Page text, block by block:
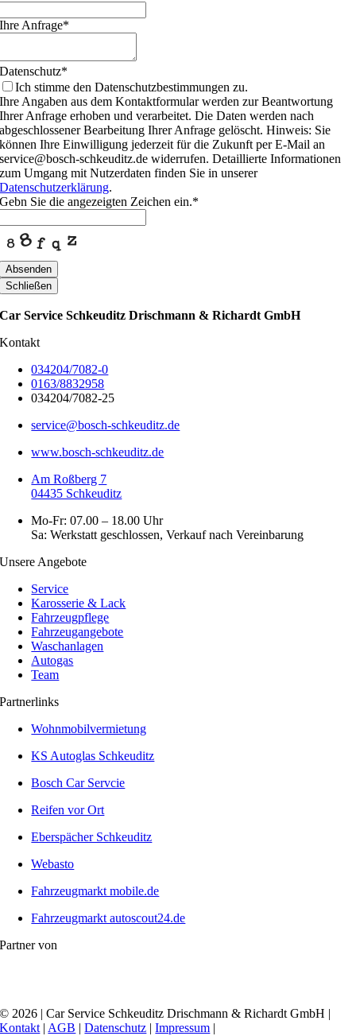
Ihre Anfrage*
Datenschutz*
Ich stimme den Datenschutzbestimmungen zu.
Ihre Angaben aus dem Kontaktformular werden zur Beantwortung
Ihrer Anfrage erhoben und verarbeitet. Die Daten werden nach
abgeschlossener Bearbeitung Ihrer Anfrage gelöscht. Hinweis: Sie
können Ihre Einwilligung jederzeit für die Zukunft per E-Mail an
service@bosch-schkeuditz.de widerrufen. Detaillierte Informationen
zum Umgang mit Nutzerdaten finden Sie in unserer
Datenschutzerklärung.
Gebn Sie die angezeigten Zeichen ein.*
Absenden
Schließen
Car Service Schkeuditz Drischmann & Richardt GmbH
Kontakt
034204/7082-0
0163/8832958
034204/7082-25
service@bosch-schkeuditz.de
www.bosch-schkeuditz.de
Am Roßberg 7
04435 Schkeuditz
Mo-Fr: 07.00 – 18.00 Uhr
Sa: Werkstatt geschlossen, Verkauf nach Vereinbarung
Unsere Angebote
Service
Karosserie & Lack
Fahrzeugpflege
Fahrzeugangebote
Waschanlagen
Autogas
Team
Partnerlinks
Wohnmobilvermietung
KS Autoglas Schkeuditz
Bosch Car Servcie
Reifen vor Ort
Eberspächer Schkeuditz
Webasto
Fahrzeugmarkt mobile.de
Fahrzeugmarkt autoscout24.de
Partner von
© 2026 | Car Service Schkeuditz Drischmann & Richardt GmbH |
Kontakt | AGB |Datenschutz |Impressum |